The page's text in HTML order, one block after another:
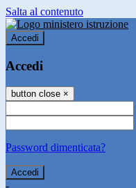
Salta al contenuto
Accedi
Accedi
button close ×
Password dimenticata?